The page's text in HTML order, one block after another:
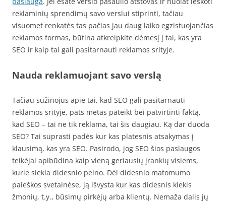
reklaminių sprendimų savo verslui stiprinti, tačiau
visuomet renkatės tas pačias jau daug laiko egzistuojančias
reklamos formas, būtina atkreipkite dėmesį į tai, kas yra
SEO ir kaip tai gali pasitarnauti reklamos srityje.
Nauda reklamuojant savo verslą
Tačiau sužinojus apie tai, kad SEO gali pasitarnauti
reklamos srityje, pats metas pateikt bei patvirtinti faktą,
kad SEO – tai ne tik reklama, tai šis daugiau. Ką dar duoda
SEO? Tai suprasti padės kur kas platesnis atsakymas į
klausimą, kas yra SEO. Pasirodo, jog SEO šios paslaugos
teikėjai apibūdina kaip vieną geriausių įrankių visiems,
kurie siekia didesnio pelno. Dėl didesnio matomumo
paieškos svetainėse, ją išvysta kur kas didesnis kiekis
žmonių, t.y., būsimų pirkėjų arba klientų. Nemaža dalis jų